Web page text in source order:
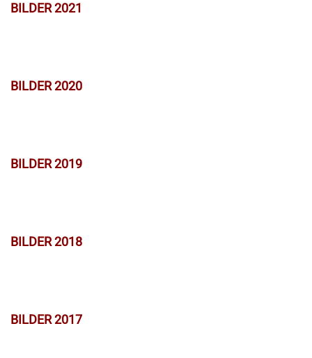
BILDER 2021
BILDER 2020
BILDER 2019
BILDER 2018
BILDER 2017